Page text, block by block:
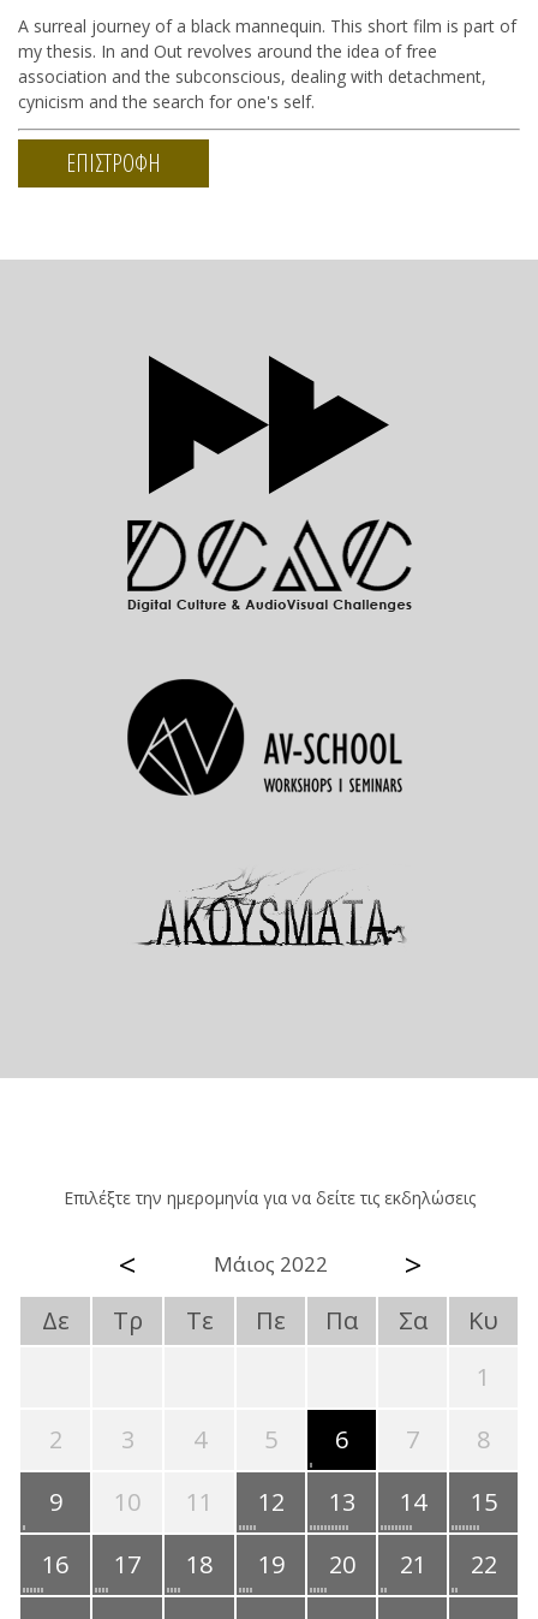
A surreal journey of a black mannequin. This short film is part of
my thesis. In and Out revolves around the idea of free
association and the subconscious, dealing with detachment,
cynicism and the search for one's self.
ΕΠΙΣΤΡΟΦΗ
Επιλέξτε την ημερομηνία για να δείτε τις εκδηλώσεις
< Μάιος 2022 >
Δε Τρ Τε Πε Πα Σα
Κυ
1
2
3 4 5 6 7
8
9
10 11 12 13 14
15
16
17 18 19 20 21
22